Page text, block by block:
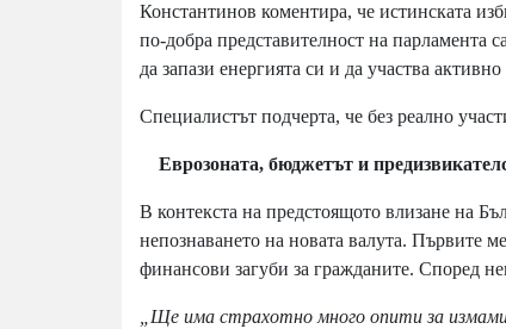
Константинов коментира, че истинската
по-добра представителност на парламента
да запази енергията си и да участва
Специалистът подчерта, че без реално
Еврозоната, бюджетът и
В контекста на предстоящото влизане на
непознаването на новата валута. Първите
финансови загуби за гражданите. Според
„Ще има страхотно много опити за